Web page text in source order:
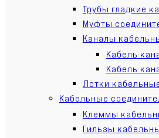
Трубы гладкие
Муфты
Каналы
Кабель
Кабель
Лотки
Кабельные
Клеммы
Гильзы